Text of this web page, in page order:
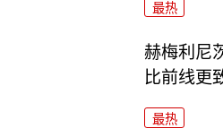
最热
赫梅利尼
比前线更
最热